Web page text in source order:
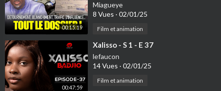
00:15:19
Miagueye
8 Vues · 02/01/25
Film et animation
00:47:59
⁣Xalisso - S 1 - E 37
lefaucon
14 Vues · 02/01/25
Film et animation